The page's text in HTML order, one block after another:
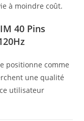
à moindre coût.
40 Pins
positionne comme
une qualité
utilisateur